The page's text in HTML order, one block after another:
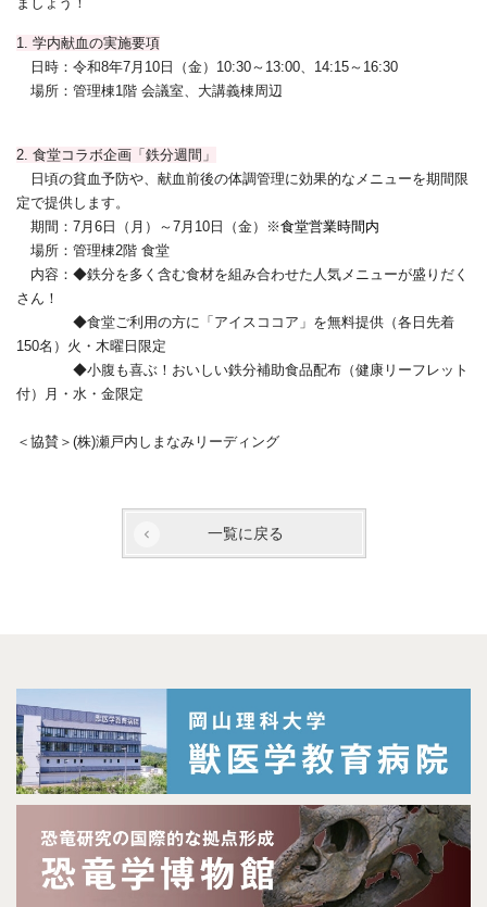
1. 学内献血の実施要項
日時：令和8年7月10日（金）10:30～13:00、14:15～16:30
場所：管理棟1階 会議室、大講義棟周辺
2. 食堂コラボ企画「鉄分週間」
日頃の貧血予防や、献血前後の体調管理に効果的なメニューを期間限
定で提供します。
期間：7月6日（月）～7月10日（金）※食堂営業時間内
場所：管理棟2階 食堂
内容：◆鉄分を多く含む食材を組み合わせた人気メニューが盛りだく
さん！
◆食堂ご利用の方に 「アイスココア」を無料提供 （各日先着
150名） 火・木曜日限定
◆小腹も喜ぶ！おいしい鉄分補助食品配布（健康リーフレット
付）月・水・金限定
＜協賛＞(株)瀬戸内しまなみリーディング
一覧に戻る